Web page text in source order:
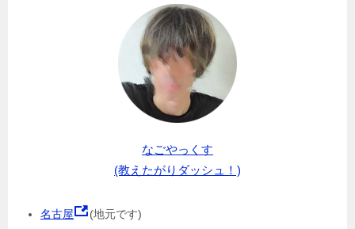
なごやっくす
(教えたがりダッシュ！)
名古屋 (地元です)